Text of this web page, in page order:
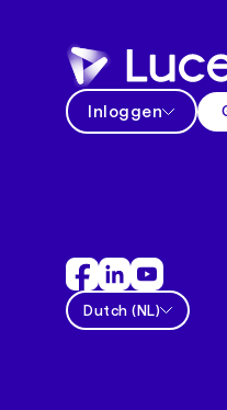
Inloggen
Dutch (NL)